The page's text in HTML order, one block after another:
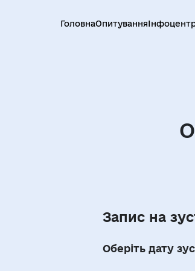
ГоловнаОпитування
Запис на
Оберіть дату